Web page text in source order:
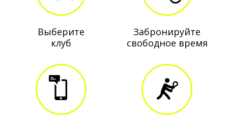
Выберите
клуб
Забронируйте
свободное время